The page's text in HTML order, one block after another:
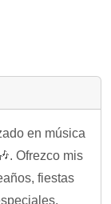
en música
Ofrezco mis
fiestas